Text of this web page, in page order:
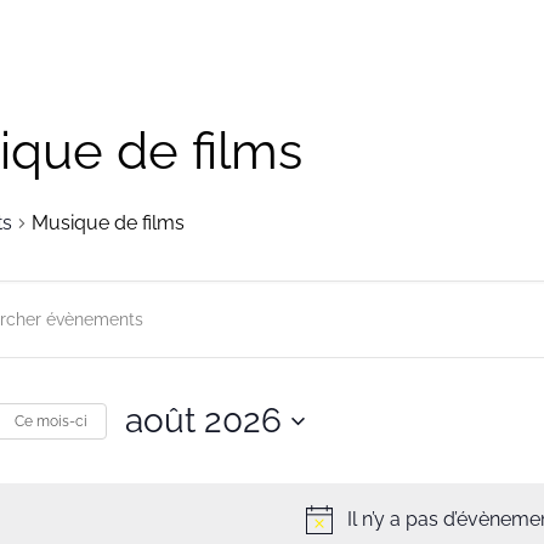
Il n’y a pas
de films
Musique de films
Ce mois-ci août 2026